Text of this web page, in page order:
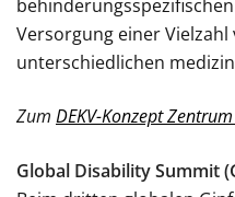
Versorgung einer
unterschiedlichen
Zum DEKV-Konzept
Global Disability Summit